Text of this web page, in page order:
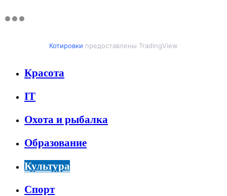
Котировки предоставлены TradingView
Красота
IT
Охота и рыбалка
Образование
Культура
Спорт